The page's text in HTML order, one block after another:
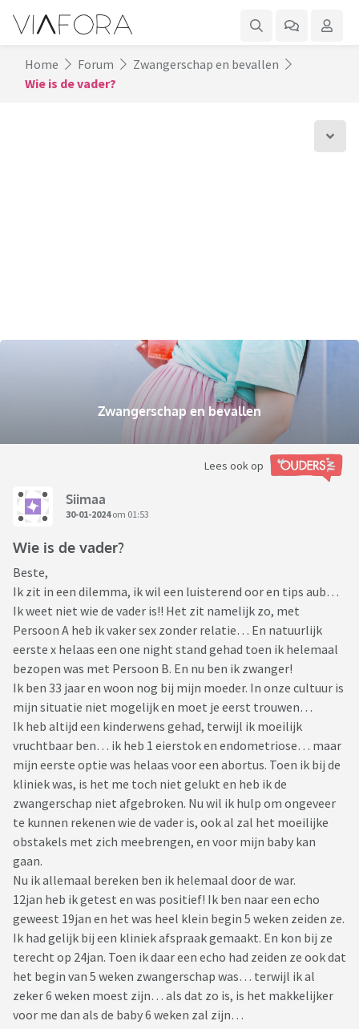
Home Forum
Zwangerschap en bevallen
Wie is de vader?
Zwangerschap en bevallen
Lees ook op
Siimaa
30-01-2024om 01:53
Wie is de vader?
Beste,
Ik zit in een dilemma, ik wil een luisterend oor en tips aub…
Ik weet niet wie de vader is!! Het zit namelijk zo, met
Persoon A heb ik vaker sex zonder relatie… En natuurlijk
eerste x helaas een one night stand gehad toen ik helemaal
bezopen was met Persoon B. En nu ben ik zwanger!
Ik ben 33 jaar en woon nog bij mijn moeder. In onze cultuur is
mijn situatie niet mogelijk en moet je eerst trouwen…
Ik heb altijd een kinderwens gehad, terwijl ik moeilijk
vruchtbaar ben… ik heb 1 eierstok en endometriose… maar
mijn eerste optie was helaas voor een abortus. Toen ik bij de
kliniek was, is het me toch niet gelukt en heb ik de
zwangerschap niet afgebroken. Nu wil ik hulp om ongeveer
te kunnen rekenen wie de vader is, ook al zal het moeilijke
obstakels met zich meebrengen, en voor mijn baby kan
gaan.
Nu ik allemaal bereken ben ik helemaal door de war.
12jan heb ik getest en was positief! Ik ben naar een echo
geweest 19jan en het was heel klein begin 5 weken zeiden ze.
Ik had gelijk bij een kliniek afspraak gemaakt. En kon bij ze
terecht op 24jan. Toen ik daar een echo had zeiden ze ook dat
het begin van 5 weken zwangerschap was… terwijl ik al
zeker 6 weken moest zijn… als dat zo is, is het makkelijker
voor me dan als de baby 6 weken zal zijn…